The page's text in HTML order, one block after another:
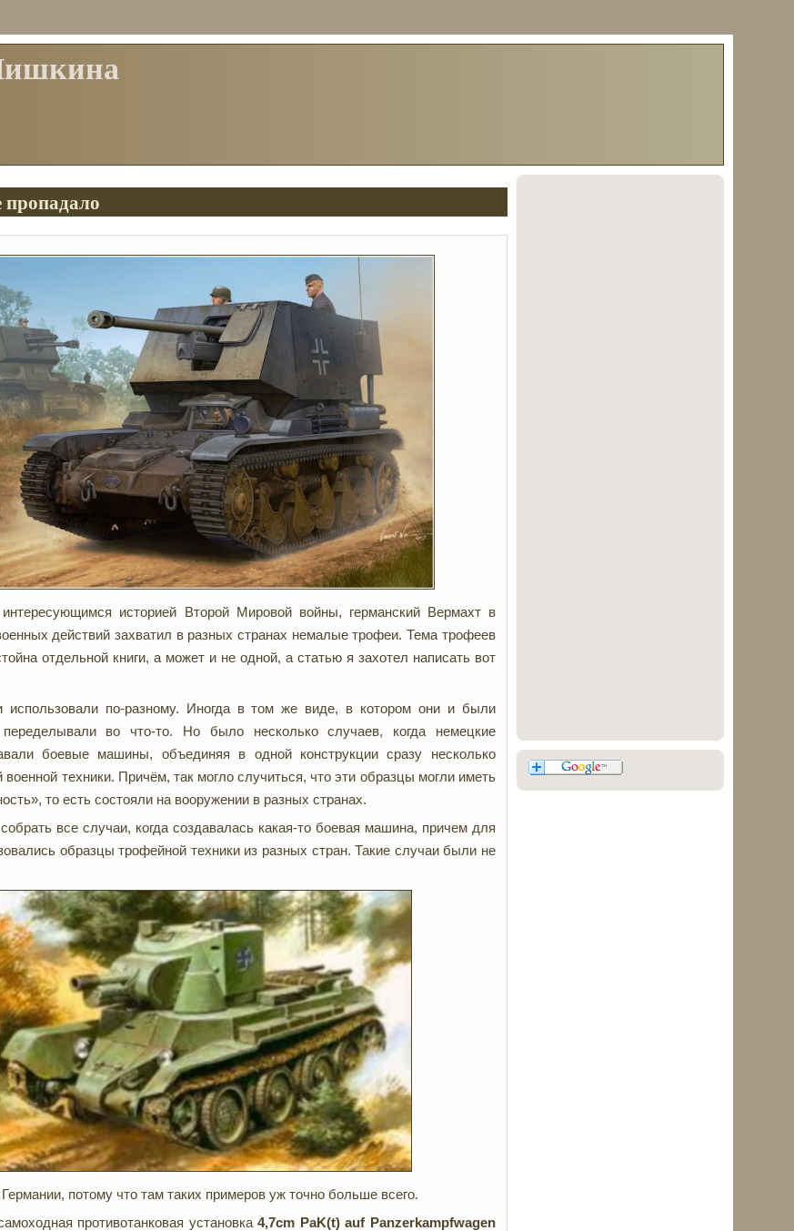
историей Второй Мировой войны, германский Вермахт в
действий захватил в разных странах немалые трофеи. Тема трофеев
отдельной книги, а может и не одной, а статью я захотел написать вот
использовали по-разному. Иногда в том же виде, в котором они и были
переделывали во что-то. Но было несколько случаев, когда немецкие
боевые машины, объединяя в одной конструкции сразу несколько
техники. Причём, так могло случиться, что эти образцы могли иметь
то есть состояли на вооружении в разных странах.
все случаи, когда создавалась какая-то боевая машина, причем для
образцы трофейной техники из разных стран. Такие случаи были не
потому что там таких примеров уж точно больше всего.
противотанковая установка4,7cm PaK(t)auf Panzerkampfwagen